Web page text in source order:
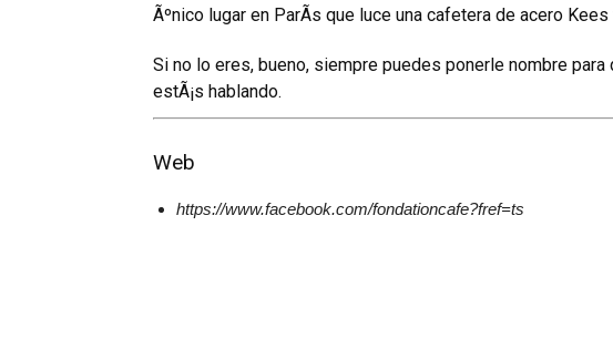
Ãºnico lugar en ParÃ­s que luce una cafetera de acero
Si no lo eres, bueno, siempre puedes ponerle nombre
estÃ¡s hablando.
Web
https://www.facebook.com/fondationcafe?fref=ts